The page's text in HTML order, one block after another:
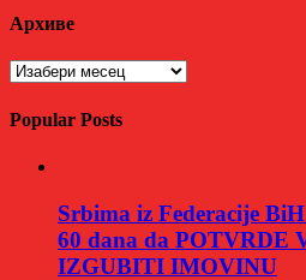
Архиве
Архиве
Popular Posts
Srbima iz Federacije
60 dana da POTVRDE
IZGUBITI IMOVINU